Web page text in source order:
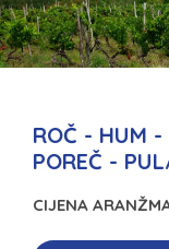
ROČ - HUM
POREČ -
CIJENA